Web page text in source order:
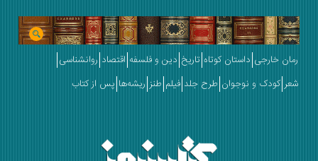
خارجی داستان کوتاه تاریخ دین و فلسفه اقتصاد روانشناسی
کودک و نوجوان طرح جلد فیلم طنز ریشه‌ها پس از کتاب